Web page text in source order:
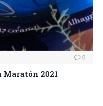
0
Maratón 2021